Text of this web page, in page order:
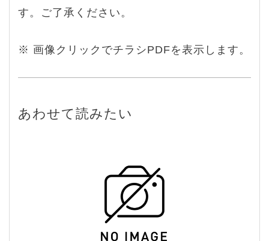
す。ご了承ください。
※ 画像クリックでチラシPDFを表示します。
あわせて読みたい